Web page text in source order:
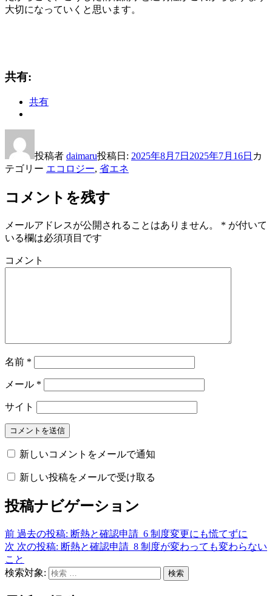
大切になっていくと思います。
共有:
共有
投稿者 daimaru投稿日: 2025年8月7日 2025年7月16日 カ
テゴリー エコロジー, 省エネ
コメントを残す
メールアドレスが公開されることはありません。 * が付いて
いる欄は必須項目です
コメント
名前 *
メール *
サイト
新しいコメントをメールで通知
新しい投稿をメールで受け取る
投稿ナビゲーション
前 過去の投稿: 断熱と確認申請_6 制度変更にも慌てずに
次 次の投稿: 断熱と確認申請_8 制度が変わっても変わらない
こと
検索対象:
検索